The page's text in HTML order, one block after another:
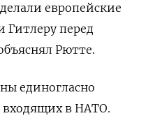
европейские
Гитлеру перед
Рютте.
единогласно
входящих в НАТО.